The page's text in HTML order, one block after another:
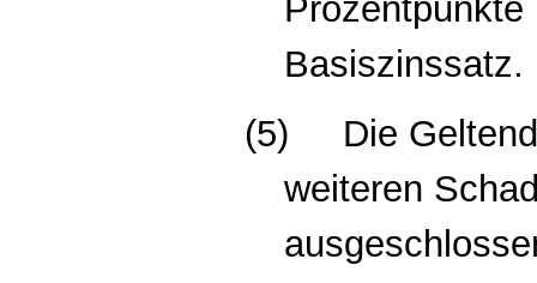
Prozentpunkte
Basiszinssatz.
(5) Die
weiteren